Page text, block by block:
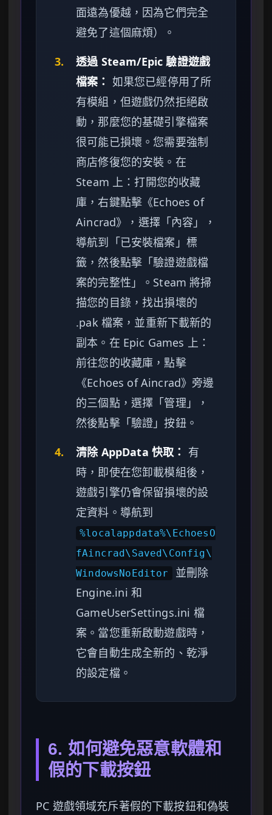
面遠為優越，因為它們完全
避免了這個麻煩）。
3.
透過 Steam/Epic 驗證遊戲
檔案： 如果您已經停用了所
有模組，但遊戲仍然拒絕啟
動，那麼您的基礎引擎檔案
很可能已損壞。您需要強制
商店修復您的安裝。在
Steam 上：打開您的收藏
庫，右鍵點擊《Echoes of
Aincrad》，選擇「內容」，
導航到「已安裝檔案」標
籤，然後點擊「驗證遊戲檔
案的完整性」。Steam 將掃
描您的目錄，找出損壞的
.pak 檔案，並重新下載新的
副本。在 Epic Games 上：
前往您的收藏庫，點擊
《Echoes of Aincrad》旁邊
的三個點，選擇「管理」，
然後點擊「驗證」按鈕。
4.
清除 AppData 快取： 有
時，即使在您卸載模組後，
遊戲引擎仍會保留損壞的設
定資料。導航到
%localappdata%\EchoesO
fAincrad\Saved\Config\
WindowsNoEditor
並刪除
Engine.ini 和
GameUserSettings.ini 檔
案。當您重新啟動遊戲時，
它會自動生成全新的、乾淨
的設定檔。
6. 如何避免惡意軟體和
假的下載按鈕
PC 遊戲領域充斥著假的下載按鈕和偽裝